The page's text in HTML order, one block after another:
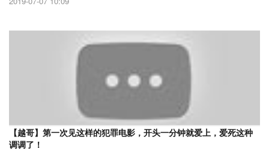
【越哥】第一次见这样的犯罪电影，开头一分钟就爱上，爱死这种
调调了！